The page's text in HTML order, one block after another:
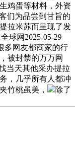
鸡蛋等材料，外资
们为品尝到甘旨的
拉米苏而呈现了发
球网2025-05-29
多网友都商家的行
被封禁的万万网
当天其他采办提拉
，几乎所有人都冲
竹桃虽美，
除了